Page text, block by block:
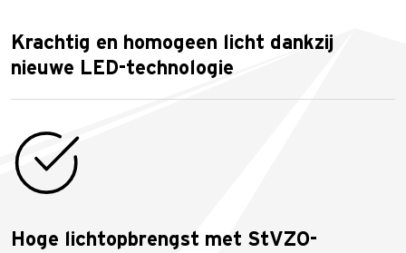
Krachtig en homogeen licht dankzij
nieuwe LED-technologie
Hoge lichtopbrengst met StVZO-